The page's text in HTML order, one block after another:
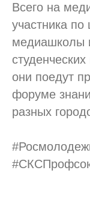
Всего на
участника
медиашколы
они поедут
форуме
разных